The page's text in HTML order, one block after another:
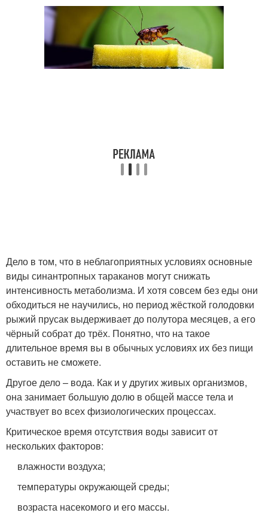
Дело в том, что в неблагоприятных условиях основные
виды синантропных тараканов могут снижать
интенсивность метаболизма. И хотя совсем без еды они
обходиться не научились, но период жёсткой голодовки
рыжий прусак выдерживает до полутора месяцев, а его
чёрный собрат до трёх. Понятно, что на такое
длительное время вы в обычных условиях их без пищи
оставить не сможете.
Другое дело – вода. Как и у других живых организмов,
она занимает большую долю в общей массе тела и
участвует во всех физиологических процессах.
Критическое время отсутствия воды зависит от
нескольких факторов:
влажности воздуха;
температуры окружающей среды;
возраста насекомого и его массы.